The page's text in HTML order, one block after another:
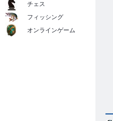
チェス
フィッシング
オンラインゲーム